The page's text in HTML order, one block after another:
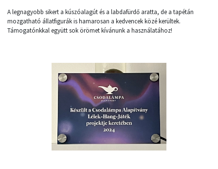
A legnagyobb sikert a kúszóalagút és a labdafürdő aratta, de a tapétán
mozgatható állatfigurák is hamarosan a kedvencek közé kerültek.
Támogatónkkal együtt sok örömet kívánunk a használatához!